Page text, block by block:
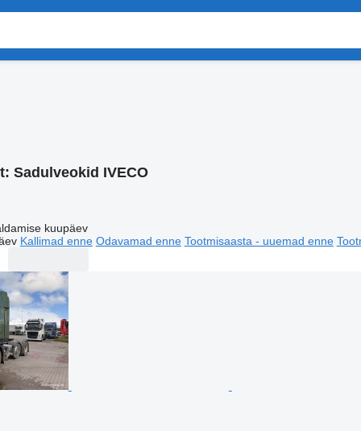
Sadulveokid IVECO
kuupäev
Kallimad enne Odavamad enne Tootmisaasta - uuemad enne